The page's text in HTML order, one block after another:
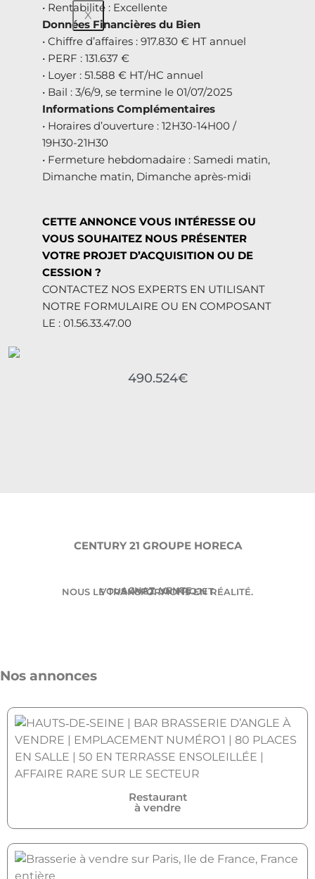
X
• Rentabilité : Excellente
Données Financières du Bien
• Chiffre d’affaires : 917.830 € HT annuel
• PERF : 131.637 €
• Loyer : 51.588 € HT/HC annuel
• Bail : 3/6/9, se termine le 01/07/2025
Informations Complémentaires
• Horaires d’ouverture : 12H30-14H00 /
19H30-21H30
• Fermeture hebdomadaire : Samedi matin,
Dimanche matin, Dimanche après-midi
CETTE ANNONCE VOUS INTÉRESSE OU
VOUS SOUHAITEZ NOUS PRÉSENTER
VOTRE PROJET D’ACQUISITION OU DE
CESSION ?
CONTACTEZ NOS EXPERTS EN UTILISANT
NOTRE FORMULAIRE OU EN COMPOSANT
LE : 01.56.33.47.00
490.524€
CENTURY 21 GROUPE HORECA
ACHAT. VENTE.
VOUS AVEZ UN PROJET.
NOUS LE TRANSFORMONS EN RÉALITÉ.
Nos annonces
Restaurant
à vendre